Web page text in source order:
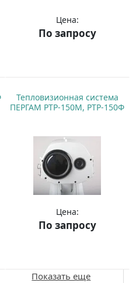
Цена:
По запросу
Тепловизионная система
ПЕРГАМ РТР-150М, РТР-150Ф
Цена:
По запросу
Показать еще